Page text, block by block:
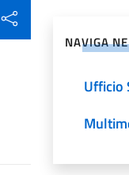
NAVIGA
Ufficio